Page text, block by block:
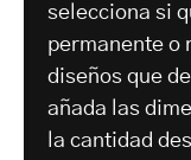
selecciona si
permanente o
diseños que
añada las
la cantidad